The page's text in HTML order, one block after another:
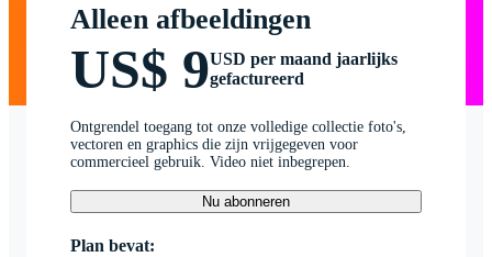
Alleen afbeeldingen
US$ 9USD per maand jaarlijks
gefactureerd
Ontgrendel toegang tot onze volledige collectie foto's,
vectoren en graphics die zijn vrijgegeven voor
commercieel gebruik. Video niet inbegrepen.
Nu abonneren
Plan bevat: